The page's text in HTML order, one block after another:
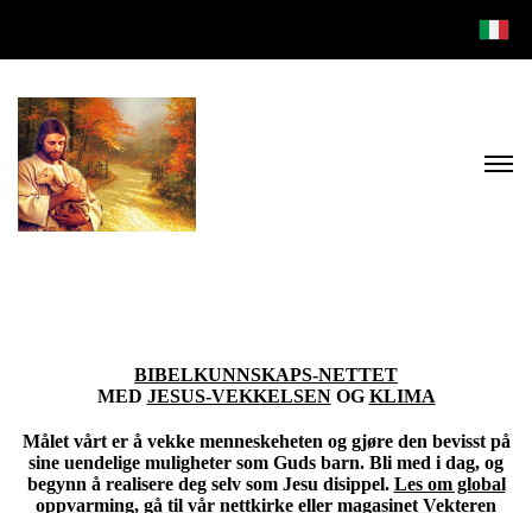
BIBELKUNNSKAPS-NETTET
MED JESUS-VEKKELSENOG KLIMA
Målet vårt er å vekke menneskeheten og gjøre den bevisst på
sine uendelige muligheter som Guds barn. Bli med i dag, og
begynn å realisere deg selv som Jesu disippel. Les om global
oppvarming, gå til vår nettkirke eller magasinet Vekteren